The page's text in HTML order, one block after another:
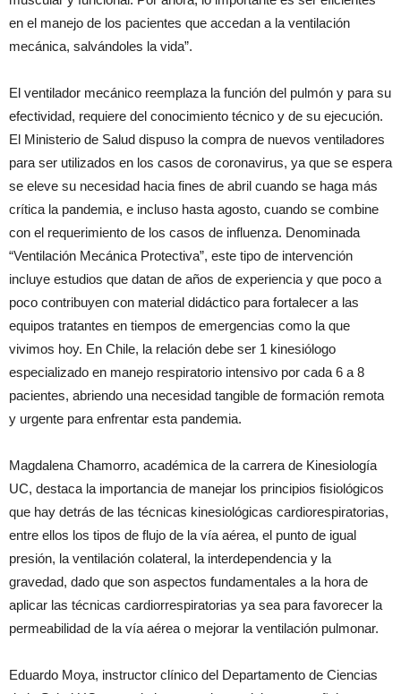
en el manejo de los pacientes que accedan a la ventilación
mecánica, salvándoles la vida”.
El ventilador mecánico reemplaza la función del pulmón y para su
efectividad, requiere del conocimiento técnico y de su ejecución.
El Ministerio de Salud dispuso la compra de nuevos ventiladores
para ser utilizados en los casos de coronavirus, ya que se espera
se eleve su necesidad hacia fines de abril cuando se haga más
crítica la pandemia, e incluso hasta agosto, cuando se combine
con el requerimiento de los casos de influenza. Denominada
“Ventilación Mecánica Protectiva”, este tipo de intervención
incluye estudios que datan de años de experiencia y que poco a
poco contribuyen con material didáctico para fortalecer a las
equipos tratantes en tiempos de emergencias como la que
vivimos hoy. En Chile, la relación debe ser 1 kinesiólogo
especializado en manejo respiratorio intensivo por cada 6 a 8
pacientes, abriendo una necesidad tangible de formación remota
y urgente para enfrentar esta pandemia.
Magdalena Chamorro, académica de la carrera de Kinesiología
UC, destaca la importancia de manejar los principios fisiológicos
que hay detrás de las técnicas kinesiológicas cardiorespiratorias,
entre ellos los tipos de flujo de la vía aérea, el punto de igual
presión, la ventilación colateral, la interdependencia y la
gravedad, dado que son aspectos fundamentales a la hora de
aplicar las técnicas cardiorrespiratorias ya sea para favorecer la
permeabilidad de la vía aérea o mejorar la ventilación pulmonar.
Eduardo Moya, instructor clínico del Departamento de Ciencias